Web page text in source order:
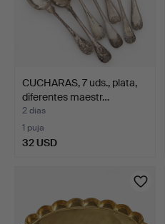
CUCHARAS, 7 uds., plata,
diferentes maestr…
2 días
1 puja
32 USD